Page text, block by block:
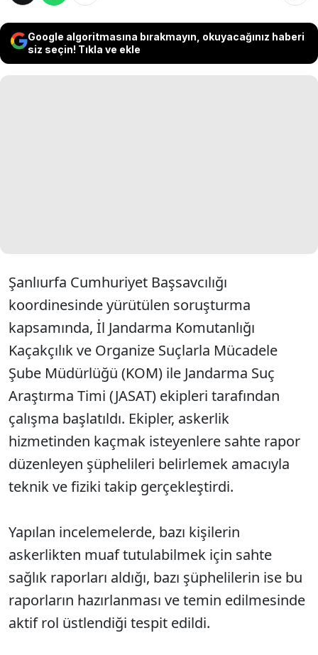
Google algoritmasına bırakmayın, okuyacağınız haberi
siz seçin! Tıkla ve ekle
Şanlıurfa Cumhuriyet Başsavcılığı
koordinesinde yürütülen soruşturma
kapsamında, İl Jandarma Komutanlığı
Kaçakçılık ve Organize Suçlarla Mücadele
Şube Müdürlüğü (KOM) ile Jandarma Suç
Araştırma Timi (JASAT) ekipleri tarafından
çalışma başlatıldı. Ekipler, askerlik
hizmetinden kaçmak isteyenlere sahte rapor
düzenleyen şüphelileri belirlemek amacıyla
teknik ve fiziki takip gerçekleştirdi.
Yapılan incelemelerde, bazı kişilerin
askerlikten muaf tutulabilmek için sahte
sağlık raporları aldığı, bazı şüphelilerin ise bu
raporların hazırlanması ve temin edilmesinde
aktif rol üstlendiği tespit edildi.